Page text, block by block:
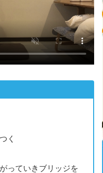
く
っていきブリッジを